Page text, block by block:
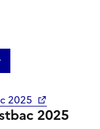
2025
2025